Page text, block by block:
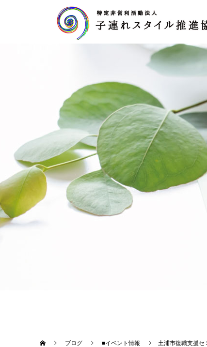
ブログ ■イベント情報 土浦市復職支援セ